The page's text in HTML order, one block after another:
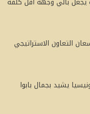
التعاون الاستراتيجي
يشيد بجمال بابوا